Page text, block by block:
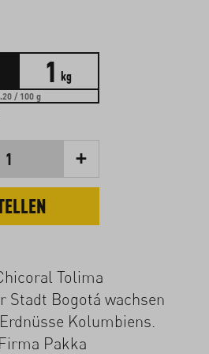
1 kg
/ 100 g
1 +
Tolima
Stadt Bogotá wachsen
Kolumbiens.
Pakka